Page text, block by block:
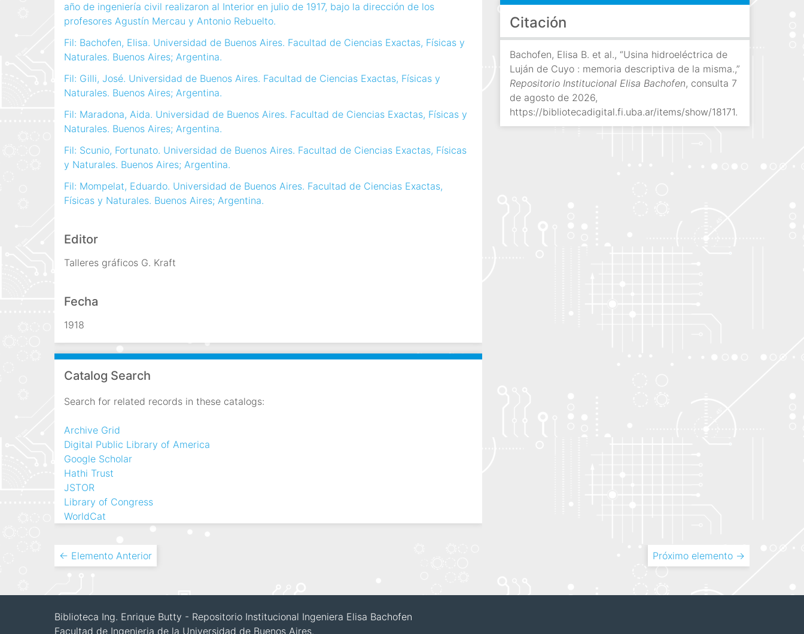
año de ingeniería civil realizaron al Interior en julio de 1917, bajo la dirección de los
profesores Agustín Mercau y Antonio Rebuelto.
Fil: Bachofen, Elisa. Universidad de Buenos Aires. Facultad de Ciencias Exactas, Físicas y
Naturales. Buenos Aires; Argentina.
Fil: Gilli, José. Universidad de Buenos Aires. Facultad de Ciencias Exactas, Físicas y
Naturales. Buenos Aires; Argentina.
Fil: Maradona, Aida. Universidad de Buenos Aires. Facultad de Ciencias Exactas, Físicas y
Naturales. Buenos Aires; Argentina.
Fil: Scunio, Fortunato. Universidad de Buenos Aires. Facultad de Ciencias Exactas, Físicas
y Naturales. Buenos Aires; Argentina.
Fil: Mompelat, Eduardo. Universidad de Buenos Aires. Facultad de Ciencias Exactas,
Físicas y Naturales. Buenos Aires; Argentina.
Editor
Talleres gráficos G. Kraft
Fecha
1918
Catalog Search
Search for related records in these catalogs:
Archive Grid
Digital Public Library of America
Google Scholar
Hathi Trust
JSTOR
Library of Congress
WorldCat
Citación
Bachofen, Elisa B. et al., “Usina hidroeléctrica de
Luján de Cuyo : memoria descriptiva de la misma.,”
Repositorio Institucional Elisa Bachofen, consulta 7
de agosto de 2026,
https://bibliotecadigital.fi.uba.ar/items/show/18171.
← Elemento Anterior Próximo elemento →
Biblioteca Ing. Enrique Butty - Repositorio Institucional Ingeniera Elisa Bachofen
Facultad de Ingenieria de la Universidad de Buenos Aires.